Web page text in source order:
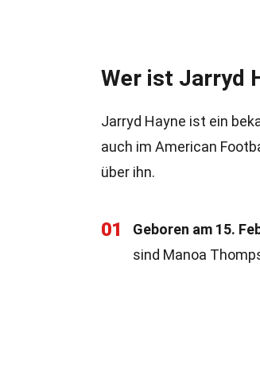
Wer ist Jarryd
Jarryd Hayne ist ein
auch im American
über ihn.
01 Geboren am 15.
sind Manoa